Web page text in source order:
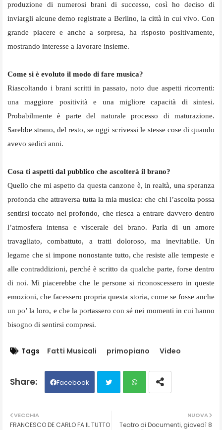
produzione di numerosi brani di successo, così ho deciso di
inviargli alcune demo registrate a Berlino, la città in cui vivo. Con
grande piacere e anche a sorpresa, ha risposto positivamente,
mostrando interesse a lavorare insieme.
Come si è evoluto il modo di fare musica?
Riascoltando i brani scritti in passato, noto due aspetti ricorrenti:
una maggiore positività e una migliore capacità di sintesi.
Probabilmente è parte del naturale processo di maturazione.
Sarebbe strano, del resto, se oggi scrivessi le stesse cose di quando
avevo sedici anni.
Cosa ti aspetti dal pubblico che ascolterà il brano?
Quello che mi aspetto da questa canzone è, in realtà, una speranza
profonda che attraversa tutta la mia musica: che chi l’ascolta possa
sentirsi toccato nel profondo, che riesca a entrare davvero dentro
l’atmosfera intensa e viscerale del brano. Parla di un amore
travagliato, combattuto, a tratti doloroso, ma inevitabile. Un
legame che si impone nonostante tutto, che resiste alle tempeste e
alle contraddizioni, perché è scritto da qualche parte, forse dentro
di noi. Mi piacerebbe che le persone si riconoscessero in queste
emozioni, che facessero propria questa storia, come se fosse anche
un po’ la loro, e che la portassero con sé nei momenti in cui hanno
bisogno di sentirsi compresi.
Tags Fatti Musicali primopiano Video
Facebook
ter ats
NUOVA
Teatro di Documenti, giovedì 8
VECCHIA
FRANCESCO DE CARLO FA IL TUTTO